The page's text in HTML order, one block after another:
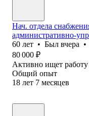
Нач. отдела
административно-
60 лет • Был вчера •
80 000 ₽
Активно ищет работу
Общий опыт
18 лет 7 месяцев